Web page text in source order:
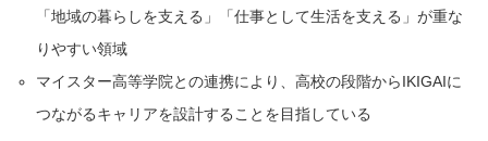
「地域の暮らしを支える」「仕事として生活を支える」が重な
りやすい領域
マイスター高等学院との連携により、高校の段階からIKIGAIに
つながるキャリアを設計することを目指している